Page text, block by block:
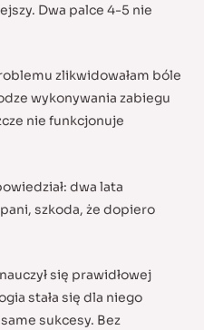
Dwa palce 4-5 nie
zlikwidowałam bóle
wykonywania zabiegu
nie funkcjonuje
dwa lata
szkoda, że dopiero
się prawidłowej
stała się dla niego
sukcesy. Bez